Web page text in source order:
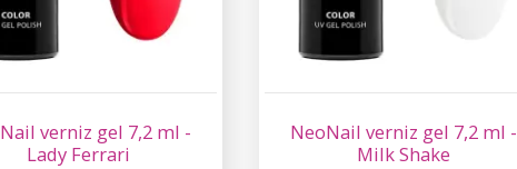
verniz gel 7,2 ml -
Lady Ferrari
NeoNail verniz gel 7,2 ml -
Milk Shake